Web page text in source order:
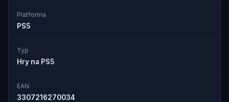
Platforma
PS5
Typ
Hry na PS5
EAN
3307216270034